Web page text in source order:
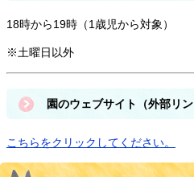
18時から19時（1歳児から対象）
※土曜日以外
園のウェブサイト（外部リン
こちらをクリックしてください。